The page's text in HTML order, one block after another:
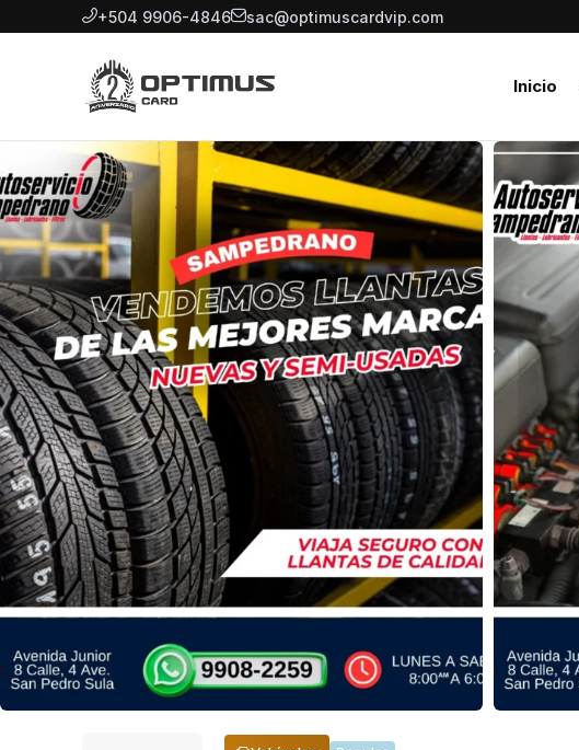
+504 9906-4846 sac@optimuscardvip.com
Inicio